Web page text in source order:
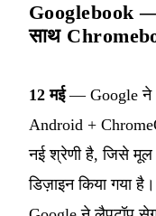
Googlebook
साथ
12 मई— Google ने
Android +
नई श्रेणी है, जिसे
डिज़ाइन किया गया